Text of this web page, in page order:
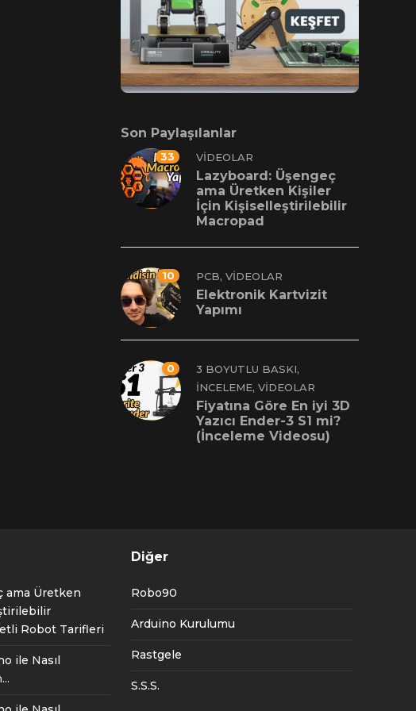
Son Paylaşılanlar
33 VIDEOLAR
Lazyboard: Üşengeç
ama Üretken Kişiler
İçin Kişiselleştirilebilir
Macropad
10 PCB, VIDEOLAR
Elektronik Kartvizit
Yapımı
0 3 BOYUTLU BASKI,
İNCELEME, VIDEOLAR
Fiyatına Göre En iyi 3D
Yazıcı Ender-3 S1 mi?
(İnceleme Videosu)
ama Üretken
Robot Tarifleri
ile Nasıl
Diğer
Robo90
Arduino Kurulumu
Rastgele
S.S.S.